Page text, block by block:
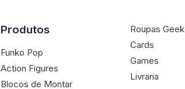
Produtos
Funko Pop
Action Figures
Blocos de Montar
Roupas Geek
Cards
Games
Livraria